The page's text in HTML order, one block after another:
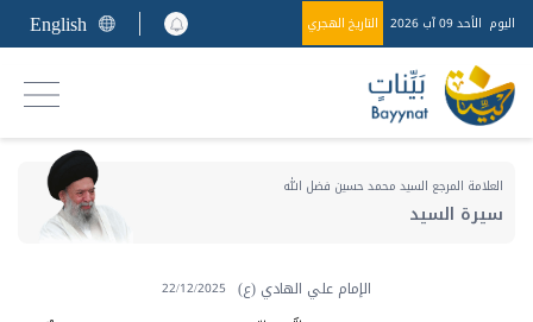
اليوم الأحد 09 آب 2026 التاريخ الهجري English
العلامة المرجع السيد محمد حسين فضل الله
سيرة السيد
الإمام علي الهادي (ع) 22/12/2025